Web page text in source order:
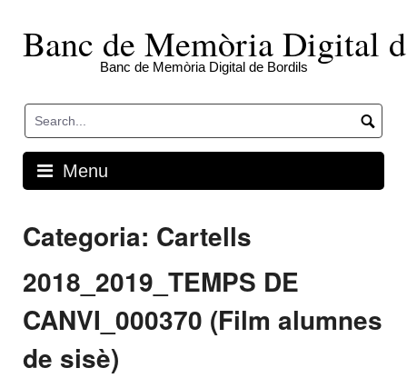
contentBanc de Memòria Digital
Banc de Memòria Digital de Bordils
Menu
Categoria: Cartells
2018_2019_TEMPS DE
CANVI_000370 (Film alumnes
de sisè)